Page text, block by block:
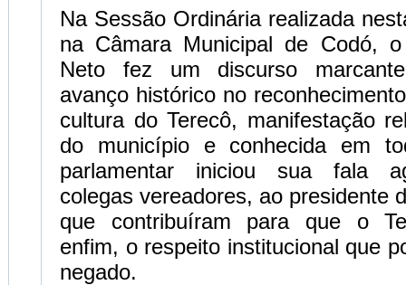
Na Sessão Ordinária realizada
na Câmara Municipal de Codó,
Neto fez um discurso
avanço histórico no
cultura do Terecô, manifestação
do município e conhecida em
parlamentar iniciou sua fala
colegas vereadores, ao presidente
que contribuíram para que o
enfim, o respeito institucional que
negado.